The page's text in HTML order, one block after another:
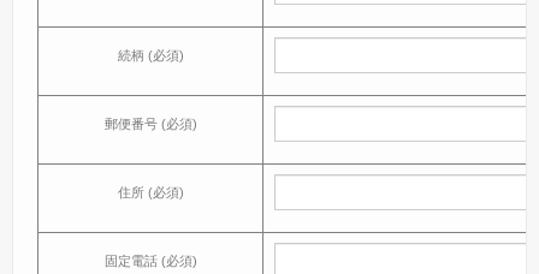
続柄 (必須)
郵便番号 (必須)
住所 (必須)
固定電話 (必須)